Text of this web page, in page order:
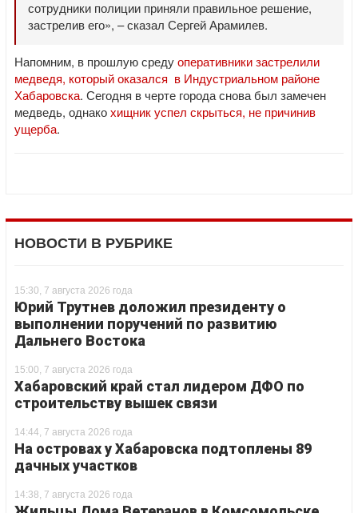
сотрудники полиции приняли правильное решение,
застрелив его», – сказал Сергей Арамилев.
Напомним, в прошлую средуоперативники застрелили
медведя, который оказался в Индустриальном районе
Хабаровска. Сегодня в черте города снова был замечен
медведь, однакохищник успел скрыться, не причинив
ущерба.
НОВОСТИ В РУБРИКЕ
15:30, 7 августа 2026 года
Юрий Трутнев доложил президенту о
выполнении поручений по развитию
Дальнего Востока
15:00, 7 августа 2026 года
Хабаровский край стал лидером ДФО по
строительству вышек связи
14:44, 7 августа 2026 года
На островах у Хабаровска подтоплены 89
дачных участков
14:38, 7 августа 2026 года